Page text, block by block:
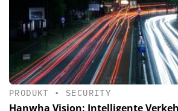
PRODUKT • SECURITY
Hanwha Vision: Intelligente